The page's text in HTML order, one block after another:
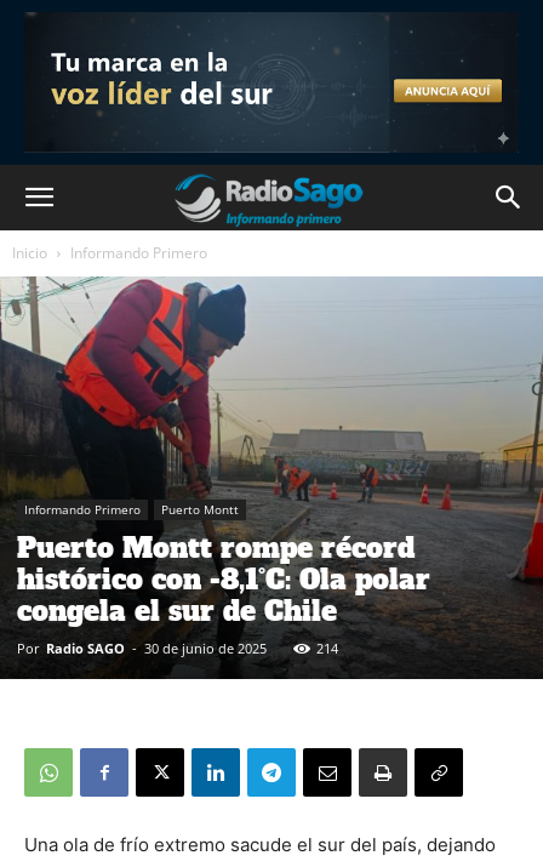
Inicio Informando Primero
Informando Primero Puerto Montt
Puerto Montt rompe récord
histórico con -8,1°C: Ola polar
congela el sur de Chile
Por Radio SAGO - 30 de junio de 2025 214
Una ola de frío extremo sacude el sur del país, dejando